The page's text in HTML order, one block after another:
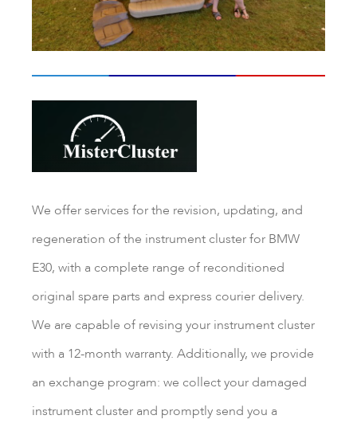
We offer services for the revision, updating, and
regeneration of the instrument cluster for BMW
E30, with a complete range of reconditioned
original spare parts and express courier delivery.
We are capable of revising your instrument cluster
with a 12-month warranty. Additionally, we provide
an exchange program: we collect your damaged
instrument cluster and promptly send you a